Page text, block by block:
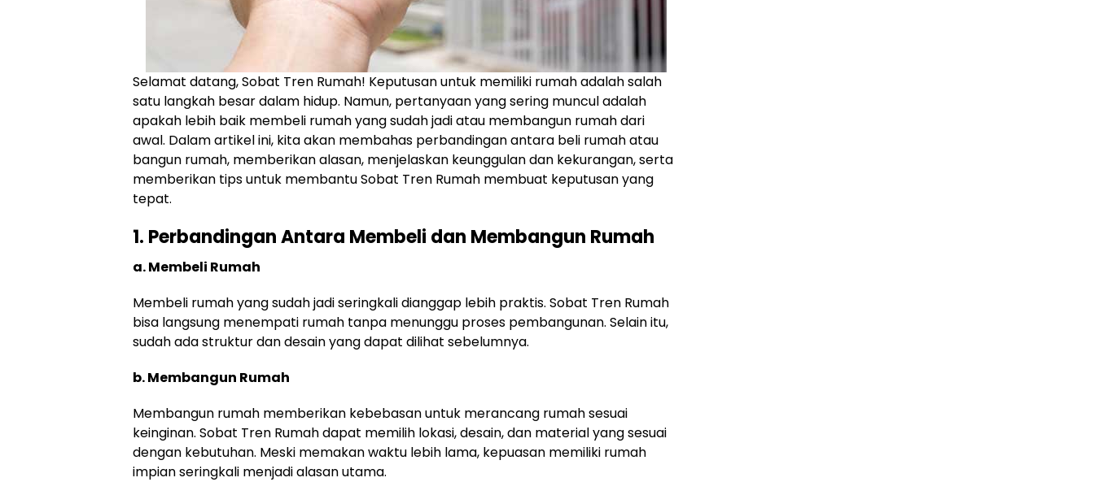
Selamat datang, Sobat Tren Rumah! Keputusan untuk memiliki rumah adalah salah
satu langkah besar dalam hidup. Namun, pertanyaan yang sering muncul adalah
apakah lebih baik membeli rumah yang sudah jadi atau membangun rumah dari
awal. Dalam artikel ini, kita akan membahas perbandingan antara beli rumah atau
bangun rumah, memberikan alasan, menjelaskan keunggulan dan kekurangan, serta
memberikan tips untuk membantu Sobat Tren Rumah membuat keputusan yang
tepat.
1. Perbandingan Antara Membeli dan Membangun Rumah
a. Membeli Rumah
Membeli rumah yang sudah jadi seringkali dianggap lebih praktis. Sobat Tren Rumah
bisa langsung menempati rumah tanpa menunggu proses pembangunan. Selain itu,
sudah ada struktur dan desain yang dapat dilihat sebelumnya.
b. Membangun Rumah
Membangun rumah memberikan kebebasan untuk merancang rumah sesuai
keinginan. Sobat Tren Rumah dapat memilih lokasi, desain, dan material yang sesuai
dengan kebutuhan. Meski memakan waktu lebih lama, kepuasan memiliki rumah
impian seringkali menjadi alasan utama.